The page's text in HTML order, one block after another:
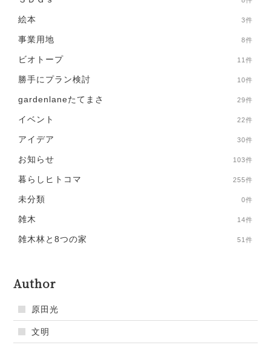
絵本 3件
事業用地 8件
ビオトープ 11件
勝手にプラン検討 10件
gardenlaneたてまさ 29件
イベント 22件
アイデア 30件
お知らせ 103件
暮らしヒトコマ 255件
未分類 0件
雑木 14件
雑木林と8つの家 51件
Author
原田光
文明